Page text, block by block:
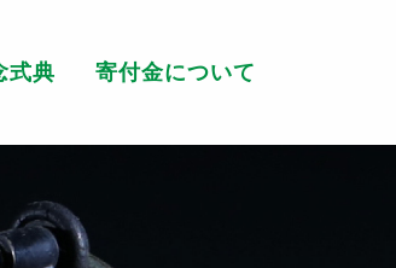
式典 寄付金について